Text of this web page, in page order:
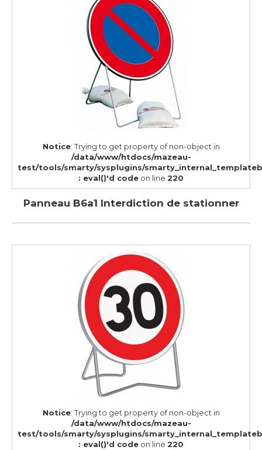
Notice: Trying to get property of non-object in
/data/www/htdocs/mazeau-
test/tools/smarty/sysplugins/
: eval()'d code on line 220
Panneau B6a1 Interdiction de stationner
Notice: Trying to get property of non-object in
/data/www/htdocs/mazeau-
test/tools/smarty/sysplugins/
: eval()'d code on line 220